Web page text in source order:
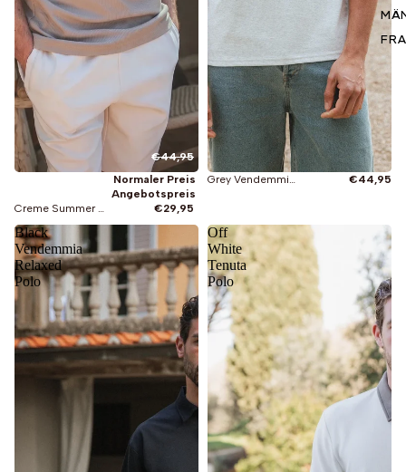
Creme Summer Knopfleiste Polo
Angebotspreis
€29,95
Normaler Preis
€44,95
Grey Vendemmia Relaxed Polo €44,95
Black
Vendemmia
Relaxed
Polo
Off
White
Tenuta
Polo